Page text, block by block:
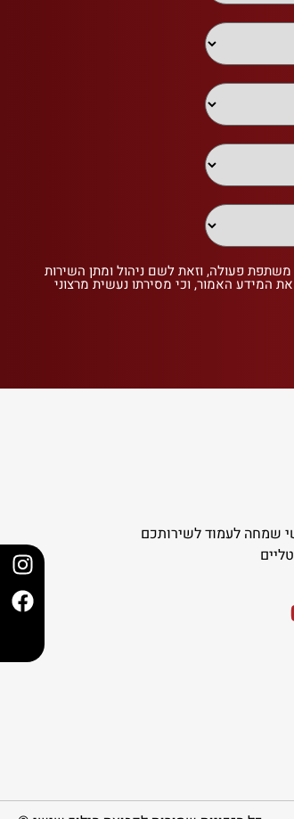
פעולה, וזאת לשם ניהול ומתן השירות
המידע האמור, וכי מסירתו נעשית מרצוני
שמחה לעמוד לשירותכם